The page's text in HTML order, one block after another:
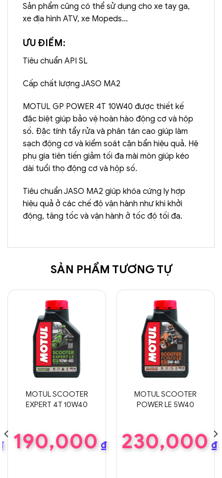
Sản phẩm cũng có thể sử dụng cho xe tay ga,
xe địa hình ATV, xe Mopeds…
ƯU ĐIỂM:
Tiêu chuẩn API SL
Cấp chất lượng JASO MA2
MOTUL GP POWER 4T 10W40 được thiết kế
đặc biệt giúp bảo vệ hoàn hào động cơ và hộp
số. Đặc tính tẩy rửa và phân tán cao giúp làm
sạch động cơ và kiểm soát cặn bẩn hiệu quả. Hệ
phụ gia tiên tiến giảm tối đa mài mòn giúp kéo
dài tuổi thọ động cơ và hộp số.
Tiêu chuẩn JASO MA2 giúp khóa cứng ly hợp
hiệu quả ở các chế độ vận hành như khi khởi
động, tăng tốc và vận hành ở tốc độ tối đa.
SẢN PHẨM TƯƠNG TỰ
MOTUL SCOOTER
EXPERT 4T 10W40
190,000 ₫
MOTUL SCOOTER
POWER LE 5W40
230,000 ₫